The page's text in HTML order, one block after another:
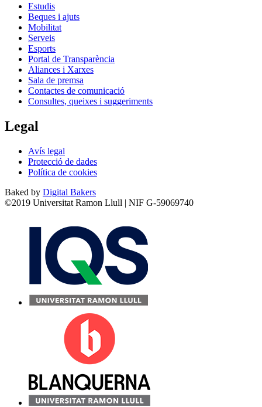
Estudis
Beques i ajuts
Mobilitat
Serveis
Esports
Portal de Transparència
Aliances i Xarxes
Sala de premsa
Contactes de comunicació
Consultes, queixes i suggeriments
Legal
Avís legal
Protecció de dades
Política de cookies
Baked by Digital Bakers
©2019 Universitat Ramon Llull | NIF G-59069740